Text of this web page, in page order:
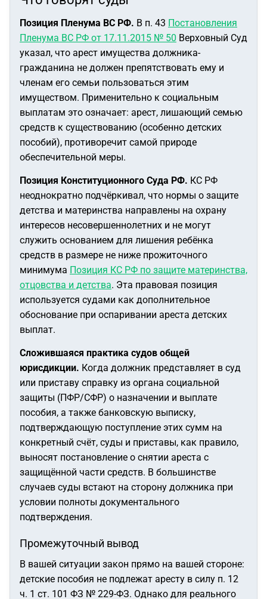
Позиция Пленума ВС РФ. В п. 43 Постановления
Пленума ВС РФ от 17.11.2015 № 50 Верховный Суд
указал, что арест имущества должника-
гражданина не должен препятствовать ему и
членам его семьи пользоваться этим
имуществом. Применительно к социальным
выплатам это означает: арест, лишающий семью
средств к существованию (особенно детских
пособий), противоречит самой природе
обеспечительной меры.
Позиция Конституционного Суда РФ. КС РФ
неоднократно подчёркивал, что нормы о защите
детства и материнства направлены на охрану
интересов несовершеннолетних и не могут
служить основанием для лишения ребёнка
средств в размере не ниже прожиточного
минимума Позиция КС РФ по защите материнства,
отцовства и детства. Эта правовая позиция
используется судами как дополнительное
обоснование при оспаривании ареста детских
выплат.
Сложившаяся практика судов общей
юрисдикции. Когда должник представляет в суд
или приставу справку из органа социальной
защиты (ПФР/СФР) о назначении и выплате
пособия, а также банковскую выписку,
подтверждающую поступление этих сумм на
конкретный счёт, суды и приставы, как правило,
выносят постановление о снятии ареста с
защищённой части средств. В большинстве
случаев суды встают на сторону должника при
условии полноты документального
подтверждения.
Промежуточный вывод
В вашей ситуации закон прямо на вашей стороне:
детские пособия не подлежат аресту в силу п. 12
ч. 1 ст. 101 ФЗ № 229-ФЗ. Однако для реального